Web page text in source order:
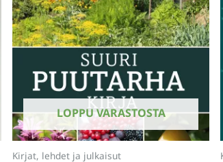
LOPPU VARASTOSTA
Kirjat, lehdet ja julkaisut